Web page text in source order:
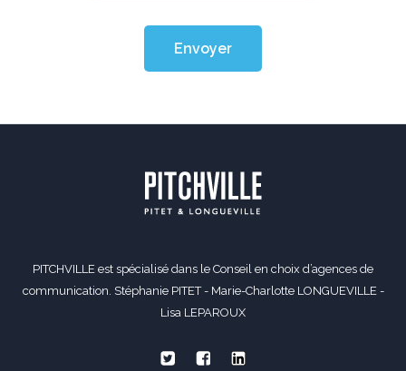
Envoyer
PITCHVILLE est spécialisé dans le Conseil en choix d’agences de
communication. Stéphanie PITET - Marie-Charlotte LONGUEVILLE -
Lisa LEPAROUX